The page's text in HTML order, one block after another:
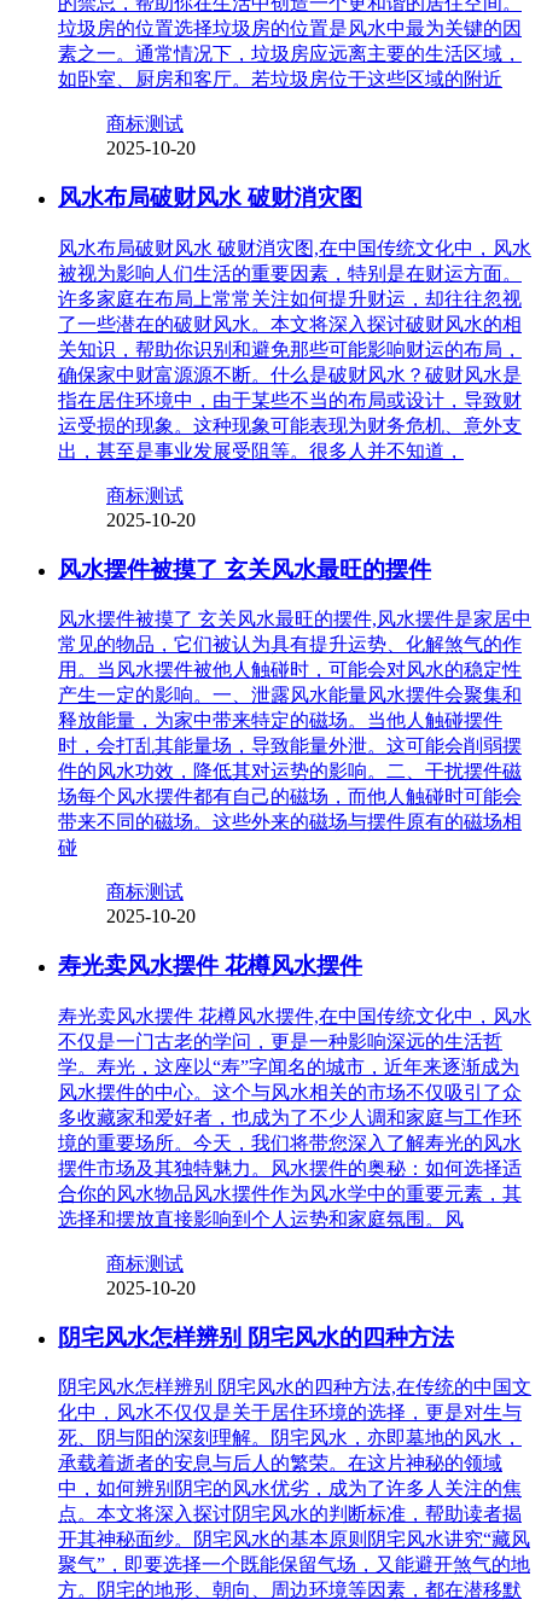
垃圾房的位置选择垃圾房的位置是风水中最为关键的因
素之一。通常情况下，垃圾房应远离主要的生活区域，
如卧室、厨房和客厅。若垃圾房位于这些区域的附近
商标测试
2025-10-20
风水布局破财风水 破财消灾图
风水布局破财风水 破财消灾图,在中国传统文化中，风水
被视为影响人们生活的重要因素，特别是在财运方面。
许多家庭在布局上常常关注如何提升财运，却往往忽视
了一些潜在的破财风水。本文将深入探讨破财风水的相
关知识，帮助你识别和避免那些可能影响财运的布局，
确保家中财富源源不断。什么是破财风水？破财风水是
指在居住环境中，由于某些不当的布局或设计，导致财
运受损的现象。这种现象可能表现为财务危机、意外支
出，甚至是事业发展受阻等。很多人并不知道，
商标测试
2025-10-20
风水摆件被摸了 玄关风水最旺的摆件
风水摆件被摸了 玄关风水最旺的摆件,风水摆件是家居中
常见的物品，它们被认为具有提升运势、化解煞气的作
用。当风水摆件被他人触碰时，可能会对风水的稳定性
产生一定的影响。一、泄露风水能量风水摆件会聚集和
释放能量，为家中带来特定的磁场。当他人触碰摆件
时，会打乱其能量场，导致能量外泄。这可能会削弱摆
件的风水功效，降低其对运势的影响。二、干扰摆件磁
场每个风水摆件都有自己的磁场，而他人触碰时可能会
带来不同的磁场。这些外来的磁场与摆件原有的磁场相
碰
商标测试
2025-10-20
寿光卖风水摆件 花樽风水摆件
寿光卖风水摆件 花樽风水摆件,在中国传统文化中，风水
不仅是一门古老的学问，更是一种影响深远的生活哲
学。寿光，这座以“寿”字闻名的城市，近年来逐渐成为
风水摆件的中心。这个与风水相关的市场不仅吸引了众
多收藏家和爱好者，也成为了不少人调和家庭与工作环
境的重要场所。今天，我们将带您深入了解寿光的风水
摆件市场及其独特魅力。风水摆件的奥秘：如何选择适
合你的风水物品风水摆件作为风水学中的重要元素，其
选择和摆放直接影响到个人运势和家庭氛围。风
商标测试
2025-10-20
阴宅风水怎样辨别 阴宅风水的四种方法
阴宅风水怎样辨别 阴宅风水的四种方法,在传统的中国文
化中，风水不仅仅是关于居住环境的选择，更是对生与
死、阴与阳的深刻理解。阴宅风水，亦即墓地的风水，
承载着逝者的安息与后人的繁荣。在这片神秘的领域
中，如何辨别阴宅的风水优劣，成为了许多人关注的焦
点。本文将深入探讨阴宅风水的判断标准，帮助读者揭
开其神秘面纱。阴宅风水的基本原则阴宅风水讲究“藏风
聚气”，即要选择一个既能保留气场，又能避开煞气的地
方。阴宅的地形、朝向、周边环境等因素，都在潜移默